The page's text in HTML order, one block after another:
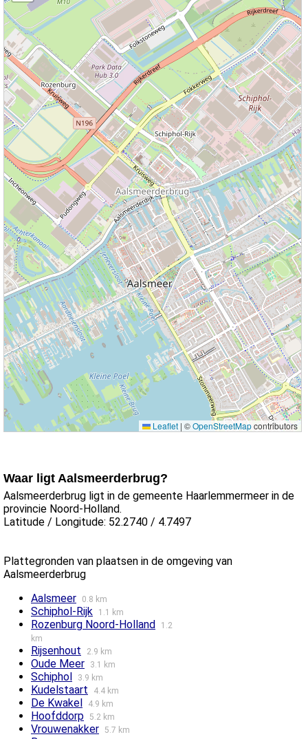
Leaflet | ©OpenStreetMapcontributors
Waar ligt Aalsmeerderbrug?
Aalsmeerderbrug ligt in de gemeente Haarlemmermeer in de
provincie Noord-Holland.
Latitude / Longitude: 52.2740 / 4.7497
Plattegronden van plaatsen in de omgeving van
Aalsmeerderbrug
Aalsmeer
0.8 km
Schiphol-Rijk 1.1 km
Rozenburg Noord-Holland
1.2
km
Rijsenhout 2.9 km
Oude Meer 3.1 km
Schiphol 3.9 km
Kudelstaart 4.4 km
De Kwakel 4.9 km
Hoofddorp 5.2 km
Vrouwenakker 5.7 km